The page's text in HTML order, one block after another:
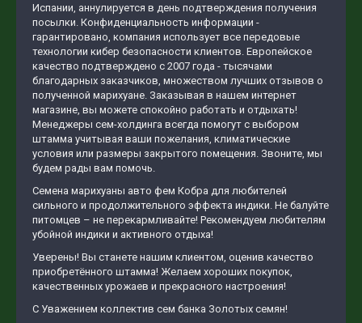
Испании, аннулируется в день подтверждения получения
посылки. Конфиденциальность информации -
гарантировано, компания использует все передовые
технологии кибер безопасности клиентов. Европейское
качество подтверждено с 2007 года - тысячами
благодарных заказчиков, множеством лучших отзывов о
полученной марихуане. Заказывая в нашем интернет
магазине, вы можете спокойно работать и отдыхать!
Менеджеры сем-холдинга всегда помогут с выбором
штамма учитывая ваши пожелания, климатические
условия или размеры закрытого помещения. Звоните, мы
будем рады вам помочь.
Семена марихуаны авто фем Кобра для любителей
сильного и продолжительного эффекта индики. Не балуйте
питомцев – не перекармливайте! Рекомендуем любителям
убойной индики и активного отдыха!
Уверены! Вы станете нашим клиентом, оценив качество
приобретённого штамма! Желаем хороших покупок,
качественных урожаев и прекрасного настроения!
С Уважением коллектив сем банка Золотых семян!